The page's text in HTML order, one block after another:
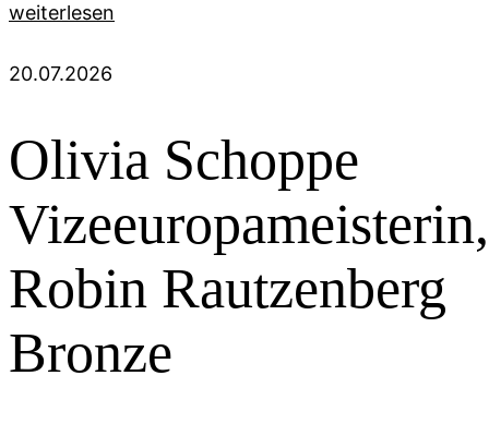
weiterlesen
20.07.2026
Olivia Schoppe
Vizeeuropameisterin,
Robin Rautzenberg
Bronze